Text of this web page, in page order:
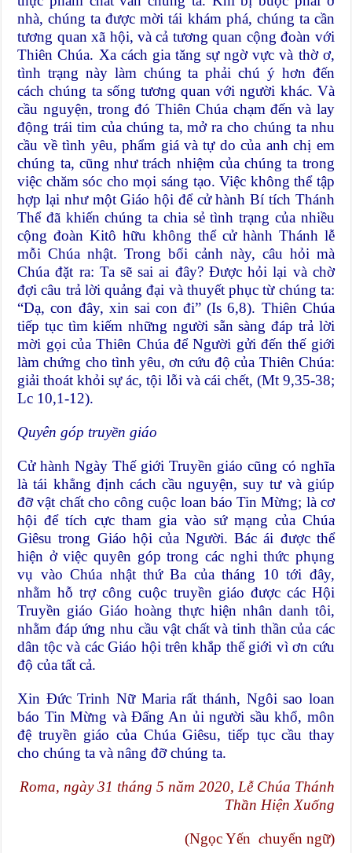
nhà, chúng ta được mời tái khám phá, chúng ta cần
tương quan xã hội, và cả tương quan cộng đoàn với
Thiên Chúa. Xa cách gia tăng sự ngờ vực và thờ ơ,
tình trạng này làm chúng ta phải chú ý hơn đến
cách chúng ta sống tương quan với người khác. Và
cầu nguyện, trong đó Thiên Chúa chạm đến và lay
động trái tim của chúng ta, mở ra cho chúng ta nhu
cầu về tình yêu, phẩm giá và tự do của anh chị em
chúng ta, cũng như trách nhiệm của chúng ta trong
việc chăm sóc cho mọi sáng tạo. Việc không thể tập
hợp lại như một Giáo hội để cử hành Bí tích Thánh
Thể đã khiến chúng ta chia sẻ tình trạng của nhiều
cộng đoàn Kitô hữu không thể cử hành Thánh lễ
mỗi Chúa nhật. Trong bối cảnh này, câu hỏi mà
Chúa đặt ra: Ta sẽ sai ai đây? Được hỏi lại và chờ
đợi câu trả lời quảng đại và thuyết phục từ chúng ta:
“Dạ, con đây, xin sai con đi” (Is 6,8). Thiên Chúa
tiếp tục tìm kiếm những người sẵn sàng đáp trả lời
mời gọi của Thiên Chúa để Người gửi đến thế giới
làm chứng cho ​​tình yêu, ơn cứu độ của Thiên Chúa:
giải thoát khỏi sự ác, tội lỗi và cái chết, (Mt 9,35-38;
Lc 10,1-12).
Quyên góp truyền giáo
Cử hành Ngày Thế giới Truyền giáo cũng có nghĩa
là tái khẳng định cách cầu nguyện, suy tư và giúp
đỡ vật chất cho công cuộc loan báo Tin Mừng; là cơ
hội để tích cực tham gia vào sứ mạng của Chúa
Giêsu trong Giáo hội của Người. Bác ái được thể
hiện ở việc quyên góp trong các nghi thức phụng
vụ vào Chúa nhật thứ Ba của tháng 10 tới đây,
nhằm hỗ trợ công cuộc truyền giáo được các Hội
Truyền giáo Giáo hoàng thực hiện nhân danh tôi,
nhằm đáp ứng nhu cầu vật chất và tinh thần của các
dân tộc và các Giáo hội trên khắp thế giới vì ơn cứu
độ của tất cả.
Xin Đức Trinh Nữ Maria rất thánh, Ngôi sao loan
báo Tin Mừng và Đấng An ủi người sầu khổ, môn
đệ truyền giáo của Chúa Giêsu, tiếp tục cầu thay
cho chúng ta và nâng đỡ chúng ta.
Roma, ngày 31 tháng 5 năm 2020, Lễ Chúa Thánh
Thần Hiện Xuống
(Ngọc Yến chuyển ngữ)